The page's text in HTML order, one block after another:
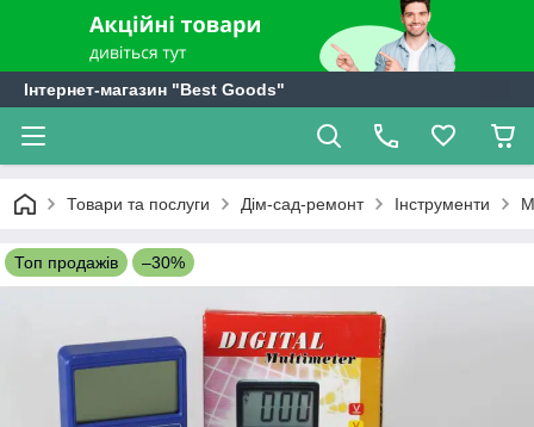
Інтернет-магазин "Best Goods"
Товари та послуги Дім-сад-ремонт Інструменти
Топ продажів –30%